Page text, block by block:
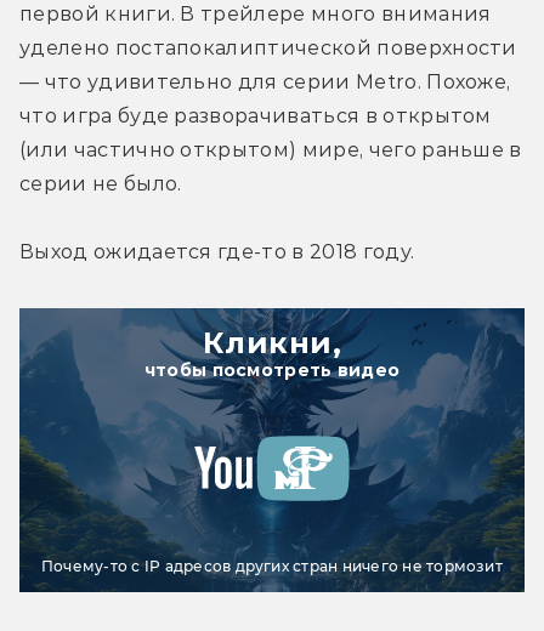
первой книги. В трейлере много внимания
уделено постапокалиптической поверхности
— что удивительно для серии Metro. Похоже,
что игра буде разворачиваться в открытом
(или частично открытом) мире, чего раньше в
серии не было.
Выход ожидается где-то в 2018 году.
Кликни,
чтобы посмотреть видео
Почему-то с IP адресов других стран ничего не тормозит